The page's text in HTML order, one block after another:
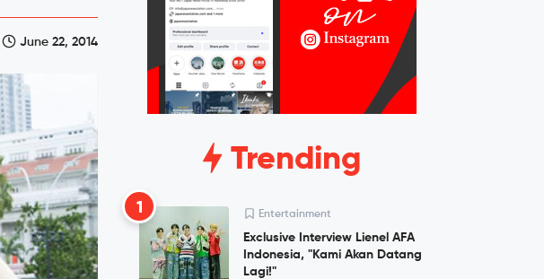
June 22, 2014
Trending
1 Entertainment
Exclusive Interview Lienel AFA
Indonesia, "Kami Akan Datang
Lagi!"